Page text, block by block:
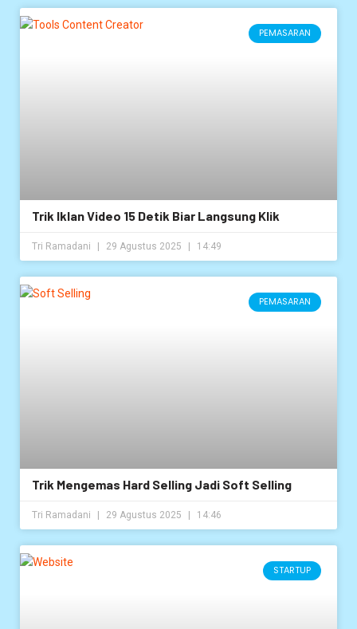
PEMASARAN
Trik Iklan Video 15 Detik Biar Langsung Klik
Tri Ramadani 29 Agustus 2025 14:49
PEMASARAN
Trik Mengemas Hard Selling Jadi Soft Selling
Tri Ramadani 29 Agustus 2025 14:46
STARTUP